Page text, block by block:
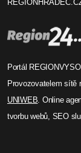
Portál
Provozovatelem sítě
UNIWEB . Online
tvorbu webů, SEO